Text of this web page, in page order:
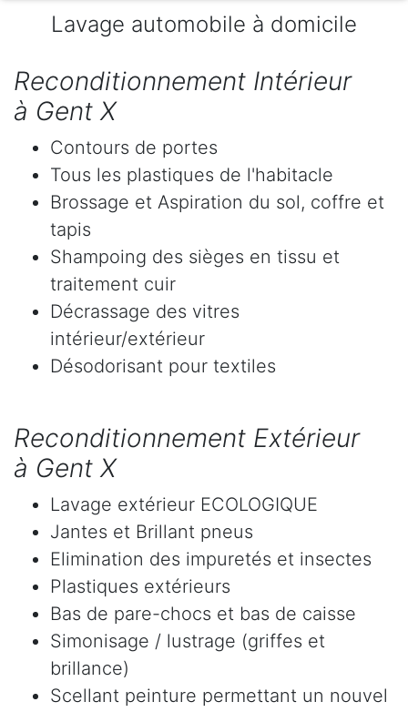
Lavage automobile à domicile
Reconditionnement Intérieur
à Gent X
Contours de portes
Tous les plastiques de l'habitacle
Brossage et Aspiration du sol, coffre et
tapis
Shampoing des sièges en tissu et
traitement cuir
Décrassage des vitres
intérieur/extérieur
Désodorisant pour textiles
Reconditionnement Extérieur
à Gent X
Lavage extérieur ECOLOGIQUE
Jantes et Brillant pneus
Elimination des impuretés et insectes
Plastiques extérieurs
Bas de pare-chocs et bas de caisse
Simonisage / lustrage (griffes et
brillance)
Scellant peinture permettant un nouvel